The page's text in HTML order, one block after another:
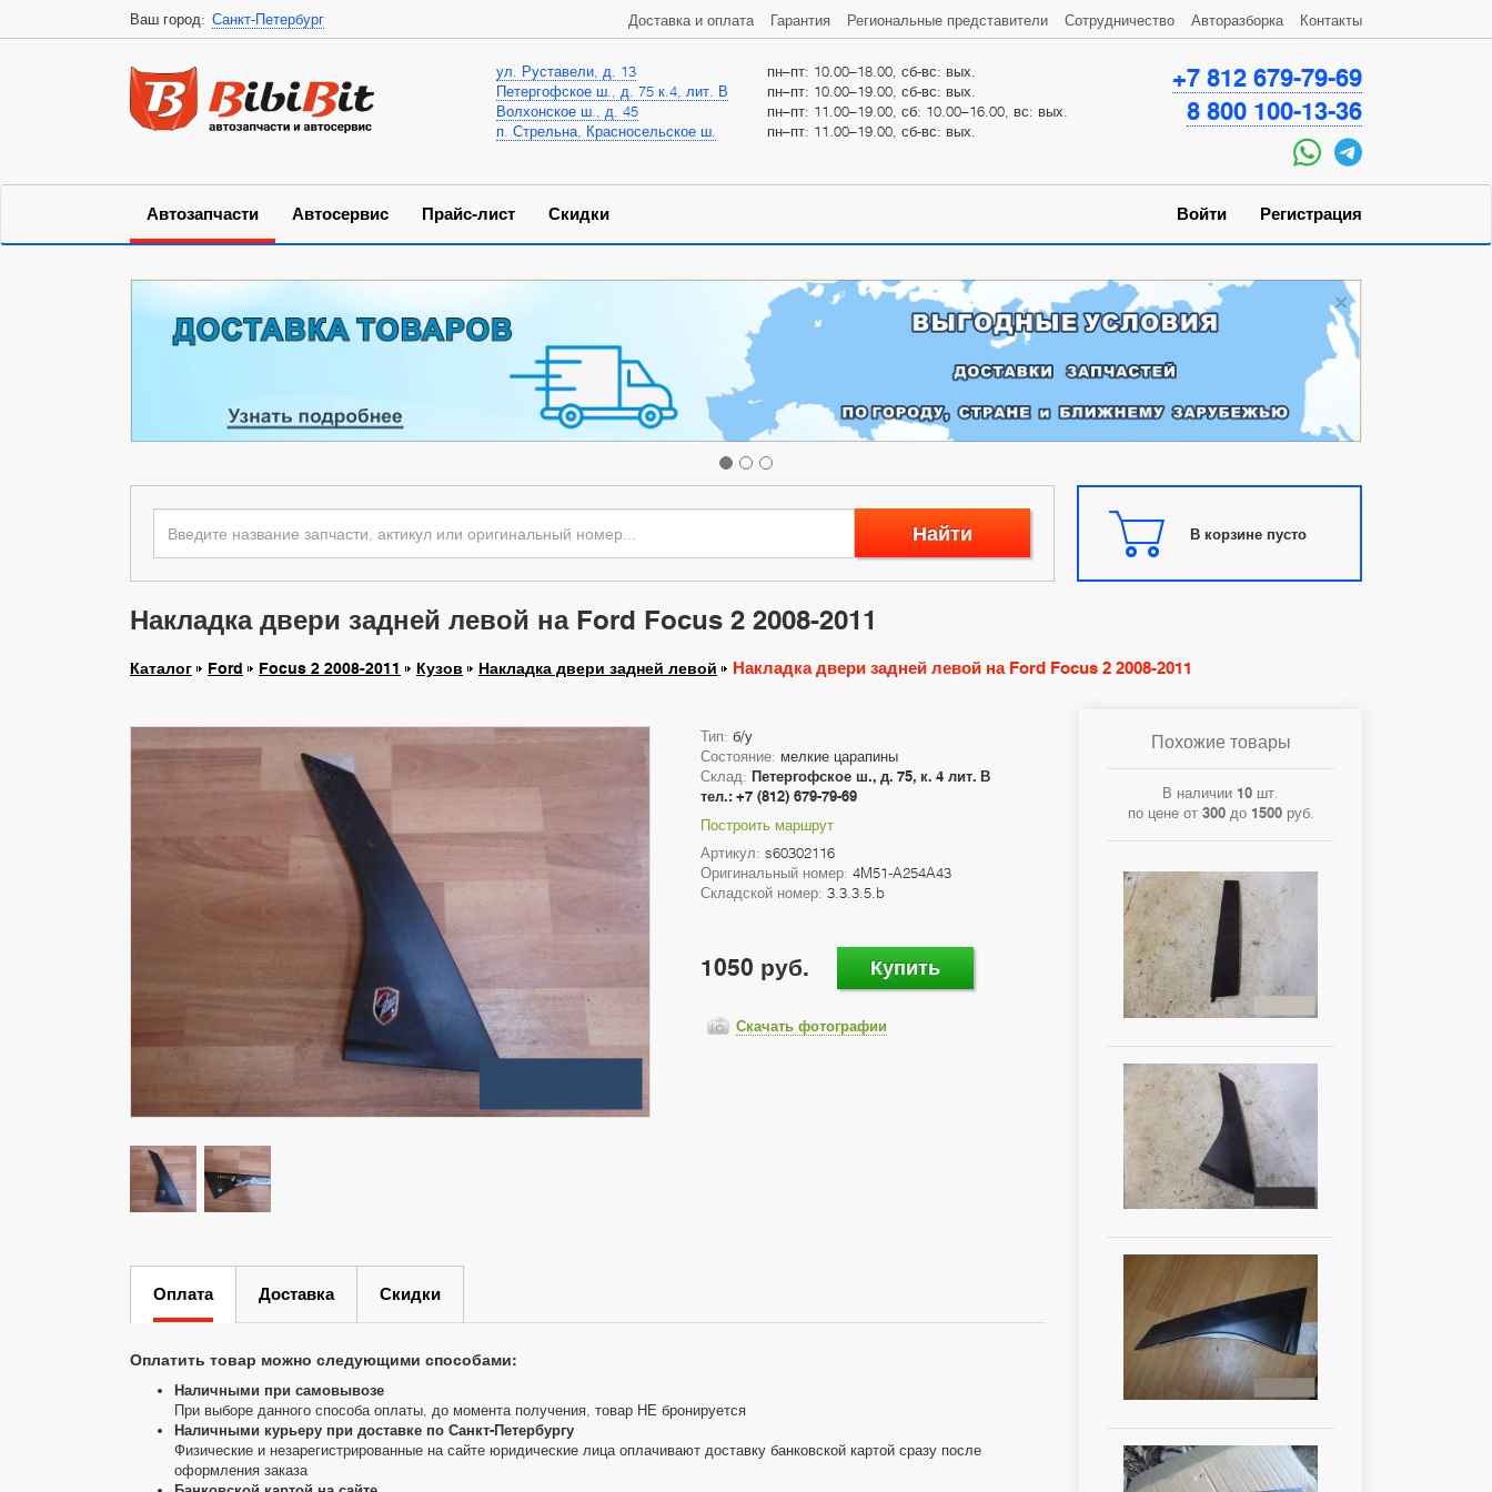
Ваш город: Санкт-Петербург
ул. Руставели, д. 13
пн–пт: 10.00–18.00, сб-вс: вых.
Петергофское ш., д. 75 к.4, лит. В
пн–пт: 10.00–19.00, сб-вс: вых.
Волхонское ш., д. 45
пн–пт: 11.00–19.00, сб: 10.00–16.00, вс: вых.
п. Стрельна, Красносельское ш.
пн–пт: 11.00–19.00, сб-вс: вых.
+7 812 679-79-69
8 800 100-13-36
Автозапчасти Автосервис Прайс-лист Скидки
Доставка и оплата Гарантия Региональные представители Сотрудничество Авторазборка Контакты
Войти Регистрация
×
Найти В корзине пусто
Накладка двери задней левой на Ford Focus 2 2008-2011
Каталог Ford Focus 2 2008-2011 Кузов Накладка двери задней левой Накладка двери задней левой на Ford Focus 2 2008-2011
Тип: б/у
Состояние: мелкие царапины
Склад: Петергофское ш., д. 75, к. 4 лит. В
тел.: +7 (812) 679-79-69
Построить маршрут
Артикул: s60302116
Оригинальный номер: 4M51-A254A43
Складской номер: 3.3.3.5.b
1050 руб. Купить
Скачать фотографии
Оплата Доставка Скидки
Оплатить товар можно следующими способами:
Наличными при самовывозе
При выборе данного способа оплаты, до момента получения, товар НЕ бронируется
Наличными курьеру при доставке по Санкт-Петербургу
Физические и незарегистрированные на сайте юридические лица оплачивают доставку банковской картой сразу после
оформления заказа
Похожие товары
В наличии 10 шт.
по цене от 300до 1500руб.